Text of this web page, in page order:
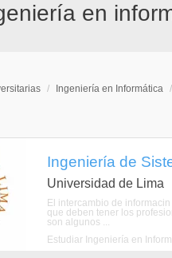
en
/ Ingeniería en Informática /
Ingeniería de
Universidad de Lima
El intercambio de
que deben tener los
son algunos ...
Estudiar Ingeniería en